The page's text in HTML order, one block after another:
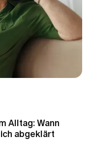
Alltag: Wann
abgeklärt